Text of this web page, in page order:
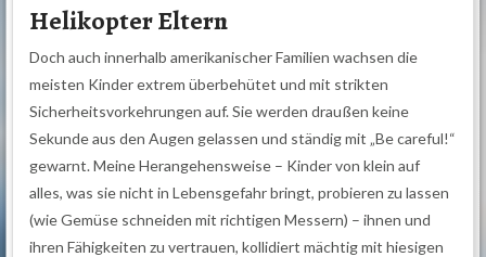
Helikopter Eltern
Doch auch innerhalb amerikanischer Familien wachsen die
meisten Kinder extrem überbehütet und mit strikten
Sicherheitsvorkehrungen auf. Sie werden draußen keine
Sekunde aus den Augen gelassen und ständig mit „Be careful!“
gewarnt. Meine Herangehensweise – Kinder von klein auf
alles, was sie nicht in Lebensgefahr bringt, probieren zu lassen
(wie Gemüse schneiden mit richtigen Messern) – ihnen und
ihren Fähigkeiten zu vertrauen, kollidiert mächtig mit hiesigen